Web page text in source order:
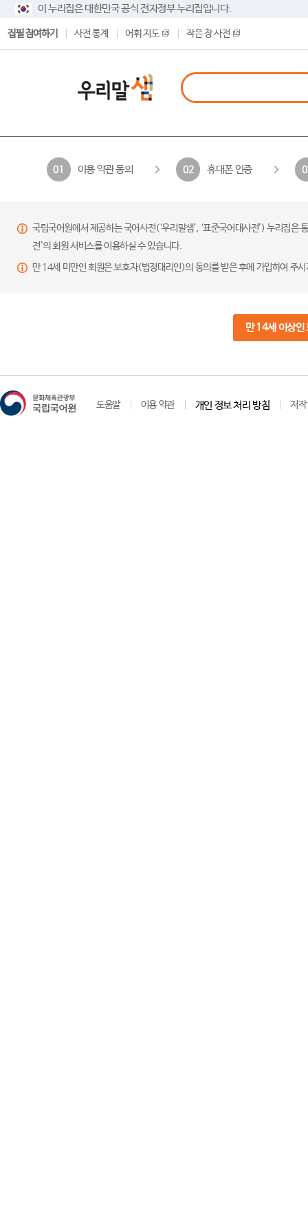
이 누리집은 대한민국 공식 전자정부 누리집입니다.
집필 참여하기 사전 통계 어휘 지도 작은 창 사전
01 이용 약관 동의 02 휴대폰 인증
국립국어원에서 제공하는 국어사전(‘우리말샘’, ‘표준국어대사전’) 누리집
전’의 회원 서비스를 이용하실 수 있습니다.
만 14세 미만인 회원은 보호자(법정대리인)의 동의를 받은 후에 가입하여 주
만 14세 이상인
도움말 이용 약관 개인 정보 처리 방침 저